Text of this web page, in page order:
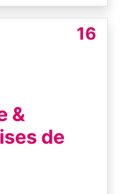
rampants :
lit, puces
etc.
24H
place
pour une
les
16
&
de